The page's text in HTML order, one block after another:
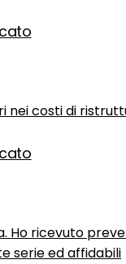
nei costi di
Ho ricevuto
serie ed affidabili